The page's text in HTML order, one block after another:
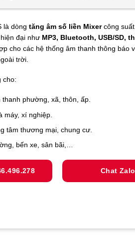
là dòng tăng âm số liền Mixercông suất
đại như MP3, Bluetooth, USB/SD,
cho các hệ thống âm thanh thông báo
trời.
cho:
thanh phường, xã, thôn, ấp.
máy, xí nghiệp.
tâm thương mại, chung cư.
bến xe, sân bãi,…
Chat Zalo